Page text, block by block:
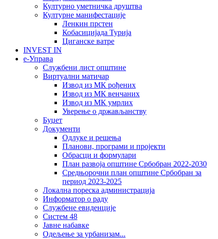
Културно уметничка друштва
Културне манифестације
Ленкин прстен
Кобасицијада Турија
Циганске ватре
INVEST IN
е-Управа
Службени лист општине
Виртуални матичар
Извод из МК рођених
Извод из МК венчаних
Извод из МК умрлих
Уверење о држављанству
Буџет
Документи
Одлуке и решења
Планови, програми и пројекти
Обрасци и формулари
План развоја општине Србобран 2022-2030
Средњорочни план општине Србобран за
период 2023-2025
Локална пореска администрација
Информатор о раду
Службене евиденције
Систем 48
Јавне набавке
Одељење за урбанизам...